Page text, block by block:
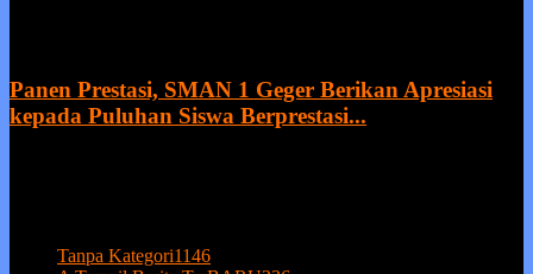
Panen Prestasi, SMAN 1 Geger Berikan Apresiasi
kepada Puluhan Siswa Berprestasi...
Tanpa Kategori1146